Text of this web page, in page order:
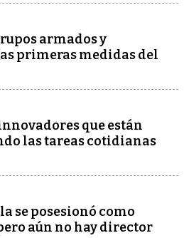
armados y
primeras medidas del
que están
las tareas cotidianas
se posesionó como
aún no hay director